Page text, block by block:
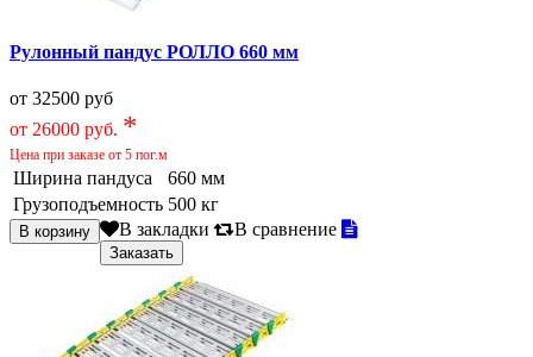
Рулонный пандус РОЛЛО 660 мм
от 32500 руб
от 26000 руб. *
Цена при заказе от 5 пог.м
Ширина пандуса
660 мм
Грузоподъемность 500 кг
В закладки В сравнение